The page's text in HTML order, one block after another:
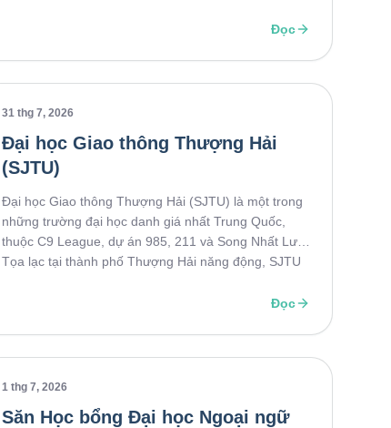
hồ sơ, luyện phỏng vấn 1-1, nâng cao tỷ lệ đỗ vào
Đọc
31 thg 7, 2026
Đại học Giao thông Thượng Hải
(SJTU)
Đại học Giao thông Thượng Hải (SJTU) là một trong
những trường đại học danh giá nhất Trung Quốc,
thuộc C9 League, dự án 985, 211 và Song Nhất Lưu.
Tọa lạc tại thành phố Thượng Hải năng động, SJTU
đa dạng và cơ hội việc làm rộng mở. Cùng khám phá
quốc tế tại SJTU.
Đọc
1 thg 7, 2026
Săn Học bổng Đại học Ngoại ngữ